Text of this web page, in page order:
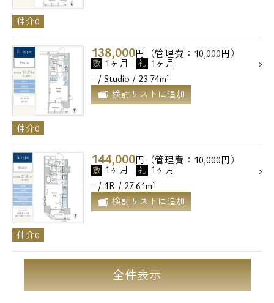
仲介0
138,000円（管理費：10,000円）
敷 1ヶ月 礼 1ヶ月
- / Studio / 23.74m²
検討リストに追加
仲介0
144,000円（管理費：10,000円）
敷 1ヶ月 礼 1ヶ月
- / 1R / 27.61m²
検討リストに追加
仲介0
全件表示